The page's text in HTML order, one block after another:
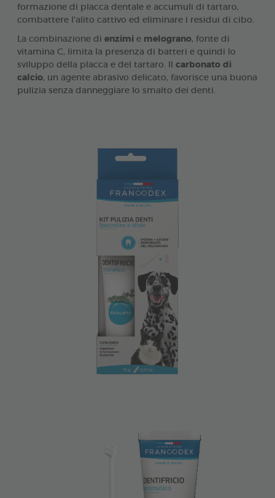
formazione di placca dentale e accumuli di tartaro,
combattere l'alito cattivo ed eliminare i residui di cibo.
La combinazione di enzimi e melograno, fonte di
vitamina C, limita la presenza di batteri e quindi lo
sviluppo della placca e del tartaro. Il carbonato di
calcio, un agente abrasivo delicato, favorisce una buona
pulizia senza danneggiare lo smalto dei denti.